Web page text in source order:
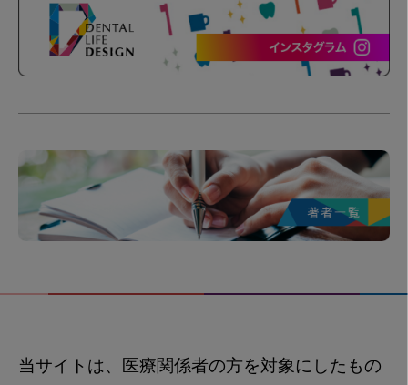
当サイトは、医療関係者の方を対象にしたもの